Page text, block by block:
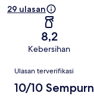
29 ulasan
8,2
Kebersihan
Ulasan
Ulasan terverifikasi
10/10